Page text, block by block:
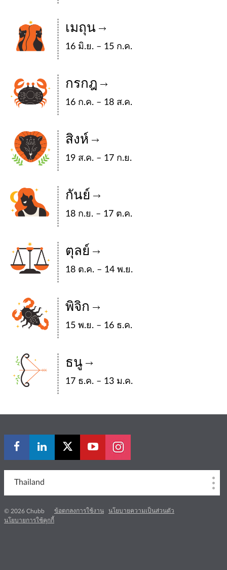
เมถุน
16 มิ.ย. – 15 ก.ค.
กรกฎ
16 ก.ค. – 18 ส.ค.
สิงห์
19 ส.ค. – 17 ก.ย.
กันย์
18 ก.ย. – 17 ต.ค.
ตุลย์
18 ต.ค. – 14 พ.ย.
พิจิก
15 พ.ย. – 16 ธ.ค.
ธนู
17 ธ.ค. – 13 ม.ค.
Thailand
© 2026 Chubb ข้อตกลงการใช้งาน
นโยบายความเป็นส่วนตัว
นโยบายการใช้คุกกี้